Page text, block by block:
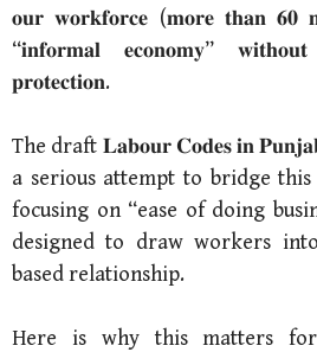
𝐨𝐮𝐫 𝐰𝐨𝐫𝐤𝐟𝐨𝐫𝐜𝐞 (𝐦𝐨𝐫𝐞 𝐭𝐡𝐚𝐧 𝟔𝟎
“𝐢𝐧𝐟𝐨𝐫𝐦𝐚𝐥 𝐞𝐜𝐨𝐧𝐨𝐦𝐲” 𝐰𝐢𝐭𝐡𝐨𝐮𝐭
𝐩𝐫𝐨𝐭𝐞𝐜𝐭𝐢𝐨𝐧.
The draft 𝐋𝐚𝐛𝐨𝐮𝐫 𝐂𝐨𝐝𝐞𝐬 𝐢𝐧
a serious attempt to bridge
focusing on “ease of doing
designed to draw workers
based relationship.
Here is why this matters for